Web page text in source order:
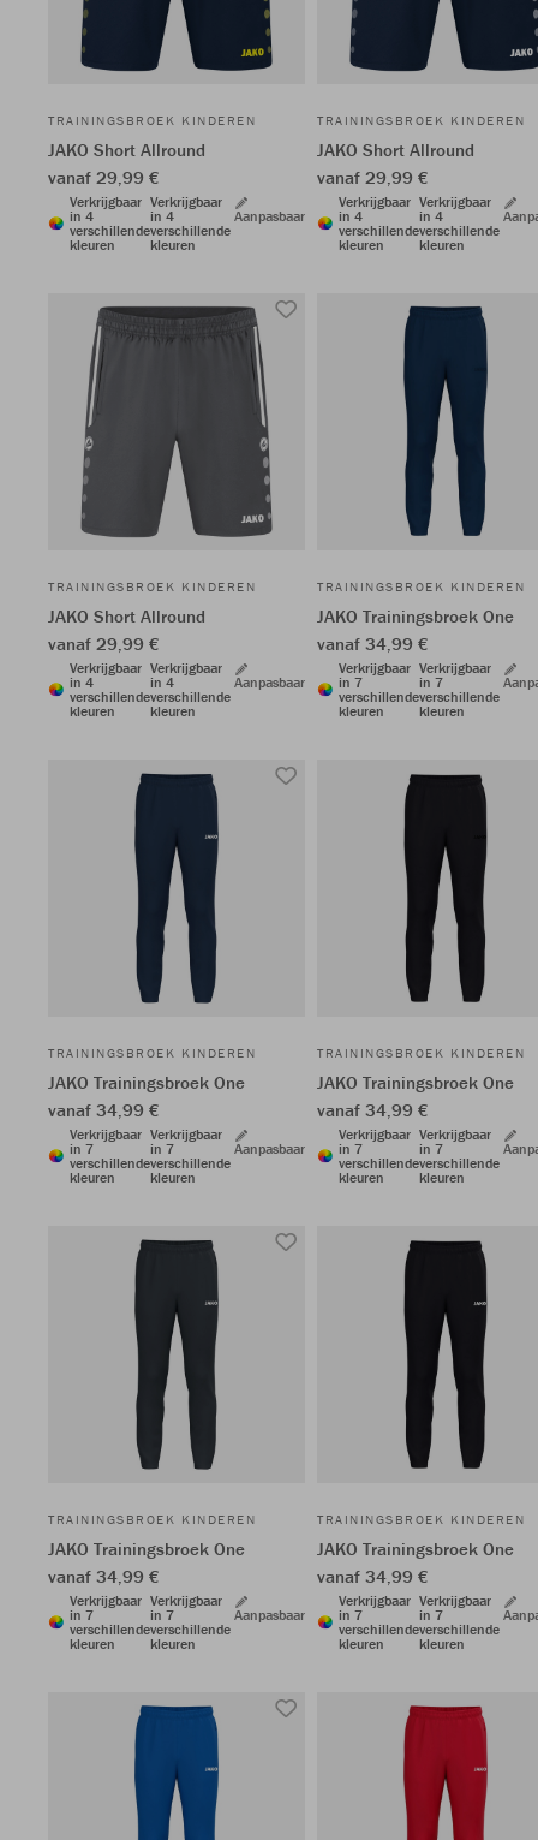
TRAININGSBROEK KINDEREN
JAKO Short Allround
vanaf 29,99 €
Verkrijgbaar
in 4
verschillende
kleuren
Verkrijgbaar
in 4
verschillende
kleuren
Aanpasbaar
TRAININGSBROEK KINDEREN
JAKO Short Allround
vanaf 29,99 €
Verkrijgbaar
in 4
verschillende
kleuren
Verkrijgbaar
in 4
verschillende
kleuren
TRAININGSBROEK KINDEREN
JAKO Short Allround
vanaf 29,99 €
Verkrijgbaar
in 4
verschillende
kleuren
Verkrijgbaar
in 4
verschillende
kleuren
Aanpasbaar
TRAININGSBROEK KINDEREN
JAKO Trainingsbroek One
vanaf 34,99 €
Verkrijgbaar
in 7
verschillende
kleuren
Verkrijgbaar
in 7
verschillende
kleuren
TRAININGSBROEK KINDEREN
JAKO Trainingsbroek One
vanaf 34,99 €
Verkrijgbaar
in 7
verschillende
kleuren
Verkrijgbaar
in 7
verschillende
kleuren
Aanpasbaar
TRAININGSBROEK KINDEREN
JAKO Trainingsbroek One
vanaf 34,99 €
Verkrijgbaar
in 7
verschillende
kleuren
Verkrijgbaar
in 7
verschillende
kleuren
TRAININGSBROEK KINDEREN
JAKO Trainingsbroek One
vanaf 34,99 €
Verkrijgbaar
in 7
verschillende
kleuren
Verkrijgbaar
in 7
verschillende
kleuren
Aanpasbaar
TRAININGSBROEK KINDEREN
JAKO Trainingsbroek One
vanaf 34,99 €
Verkrijgbaar
in 7
verschillende
kleuren
Verkrijgbaar
in 7
verschillende
kleuren